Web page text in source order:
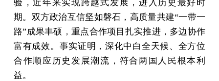
验，近年来实现跨越式发展，进入历史最好时
期。双方政治互信坚如磐石，高质量共建“一带一
路”成果丰硕，重点合作项目扎实推进，多边协作
富有成效。事实证明，深化中白全天候、全方位
合作顺应历史发展潮流，符合两国人民根本利
益。